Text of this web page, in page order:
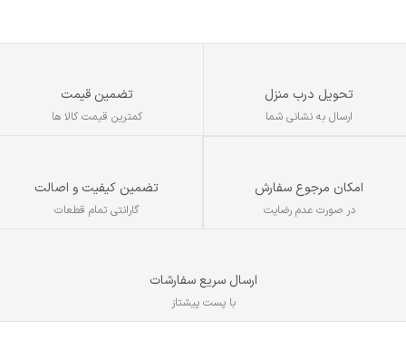
تحویل درب منزل
ارسال به نشانی شما
تضمین قیمت
کمترین قیمت کالا ها
امکان مرجوع سفارش
در صورت عدم رضایت
تضمین کیفیت و اصالت
گارانتی تمام قطعات
ارسال سریع سفارشات
با پست پیشتاز